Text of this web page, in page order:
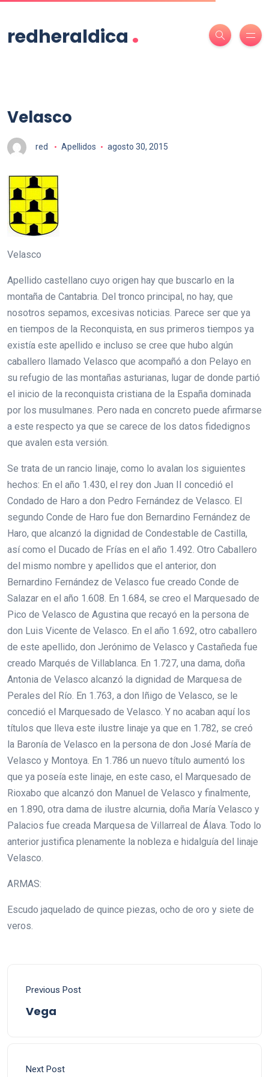
redheraldica .
Velasco
red Apellidos agosto 30, 2015
Velasco
Apellido castellano cuyo origen hay que buscarlo en la
montaña de Cantabria. Del tronco principal, no hay, que
nosotros sepamos, excesivas noticias. Parece ser que ya
en tiempos de la Reconquista, en sus primeros tiempos ya
existía este apellido e incluso se cree que hubo algún
caballero llamado Velasco que acompañó a don Pelayo en
su refugio de las montañas asturianas, lugar de donde partió
el inicio de la reconquista cristiana de la España dominada
por los musulmanes. Pero nada en concreto puede afirmarse
a este respecto ya que se carece de los datos fidedignos
que avalen esta versión.
Se trata de un rancio linaje, como lo avalan los siguientes
hechos: En el año 1.430, el rey don Juan II concedió el
Condado de Haro a don Pedro Fernández de Velasco. El
segundo Conde de Haro fue don Bernardino Fernández de
Haro, que alcanzó la dignidad de Condestable de Castilla,
así como el Ducado de Frías en el año 1.492. Otro Caballero
del mismo nombre y apellidos que el anterior, don
Bernardino Fernández de Velasco fue creado Conde de
Salazar en el año 1.608. En 1.684, se creo el Marquesado de
Pico de Velasco de Agustina que recayó en la persona de
don Luis Vicente de Velasco. En el año 1.692, otro caballero
de este apellido, don Jerónimo de Velasco y Castañeda fue
creado Marqués de Villablanca. En 1.727, una dama, doña
Antonia de Velasco alcanzó la dignidad de Marquesa de
Perales del Río. En 1.763, a don Iñigo de Velasco, se le
concedió el Marquesado de Velasco. Y no acaban aquí los
títulos que lleva este ilustre linaje ya que en 1.782, se creó
la Baronía de Velasco en la persona de don José María de
Velasco y Montoya. En 1.786 un nuevo título aumentó los
que ya poseía este linaje, en este caso, el Marquesado de
Rioxabo que alcanzó don Manuel de Velasco y finalmente,
en 1.890, otra dama de ilustre alcurnia, doña María Velasco y
Palacios fue creada Marquesa de Villarreal de Álava. Todo lo
anterior justifica plenamente la nobleza e hidalguía del linaje
Velasco.
ARMAS:
Escudo jaquelado de quince piezas, ocho de oro y siete de
veros.
Previous Post
Vega
Next Post